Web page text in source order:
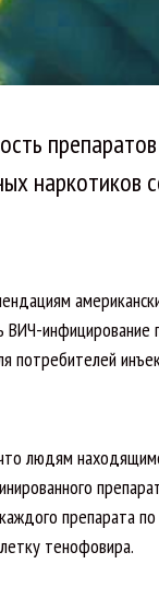
наркотиков
инфицирование
потребителей
людям
препарата
тенофовира.